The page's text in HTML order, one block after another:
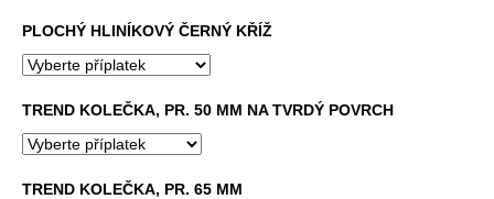
PLOCHÝ HLINÍKOVÝ ČERNÝ KŘÍŽ
TREND KOLEČKA, PR. 50 MM NA TVRDÝ POVRCH
TREND KOLEČKA, PR. 65 MM
u
č
u
j
e
m
e